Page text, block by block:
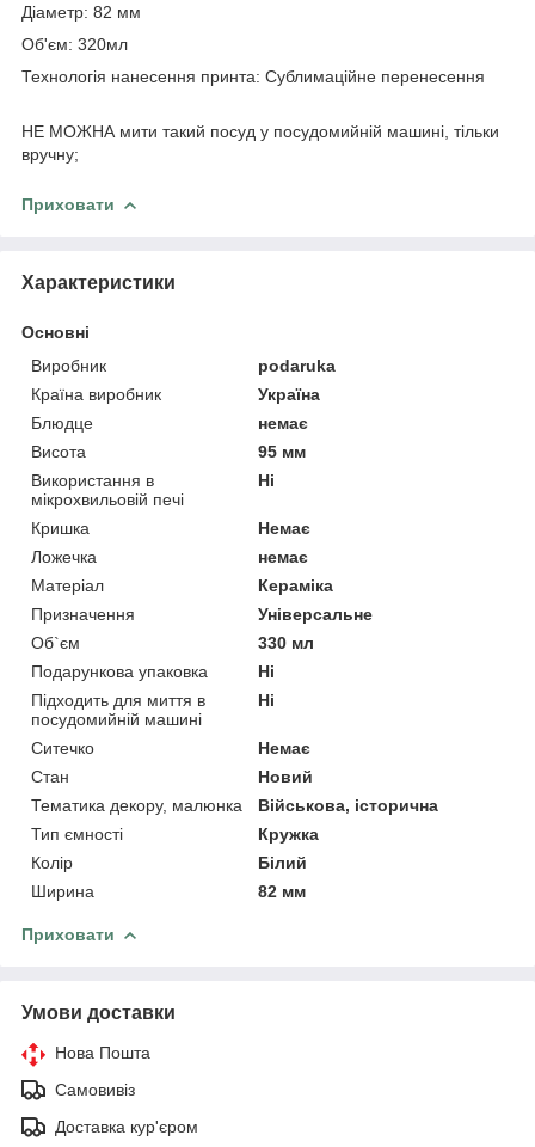
Діаметр: 82 мм
Об'єм: 320мл
Технологія нанесення принта: Сублимаційне перенесення
НЕ МОЖНА мити такий посуд у посудомийній машині, тільки
вручну;
Приховати
Характеристики
Основні
Виробник
podaruka
Країна виробник
Україна
Блюдце
немає
Висота
95 мм
Використання в
мікрохвильовій печі
Ні
Кришка
Немає
Ложечка
немає
Матеріал
Кераміка
Призначення
Універсальне
Об`єм
330 мл
Подарункова упаковка
Ні
Підходить для миття в
посудомийній машині
Ні
Ситечко
Немає
Стан
Новий
Тематика декору, малюнка
Військова, історична
Тип ємності
Кружка
Колір
Білий
Ширина
82 мм
Приховати
Умови доставки
Нова Пошта
Самовивіз
Доставка кур'єром